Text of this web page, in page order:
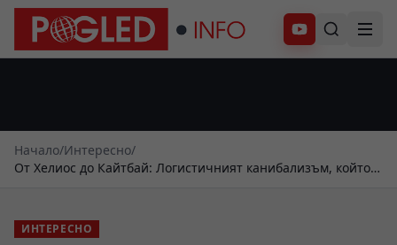
Абонирай се
Начало/Интересно/
От Хелиос до Кайтбай: Логистичният канибализъм, който
ИНТЕРЕСНО